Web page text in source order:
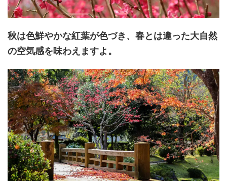
秋は色鮮やかな紅葉が色づき、春とは違った大自然
の空気感を味わえますよ。